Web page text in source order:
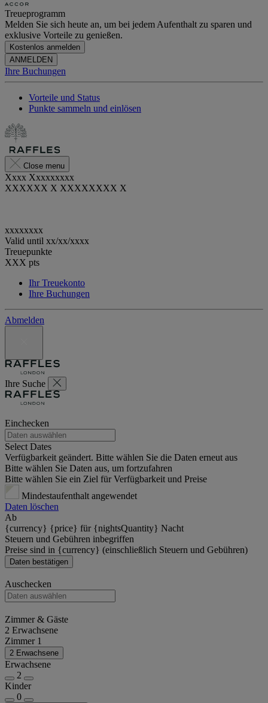
Treueprogramm
Melden Sie sich heute an, um bei jedem Aufenthalt zu sparen und
exklusive Vorteile zu genießen.
Kostenlos anmelden
ANMELDEN
Ihre Buchungen
Vorteile und Status
Punkte sammeln und einlösen
Close menu
Xxxx Xxxxxxxxx
XXXXXX X XXXXXXXX X
xxxxxxxx
Valid until xx/xx/xxxx
Treuepunkte
XXX pts
Ihr Treuekonto
Ihre Buchungen
Abmelden
Ihre Suche
Einchecken
Select Dates
Verfügbarkeit geändert. Bitte wählen Sie die Daten erneut aus
Bitte wählen Sie Daten aus, um fortzufahren
Bitte wählen Sie ein Ziel für Verfügbarkeit und Preise
Mindestaufenthalt angewendet
Daten löschen
Ab
{currency} {price} für {nightsQuantity} Nacht
Steuern und Gebühren inbegriffen
Preise sind in {currency} (einschließlich Steuern und Gebühren)
Daten bestätigen
Auschecken
Zimmer & Gäste
2 Erwachsene
Zimmer 1
2 Erwachsene
Erwachsene
2
Kinder
0